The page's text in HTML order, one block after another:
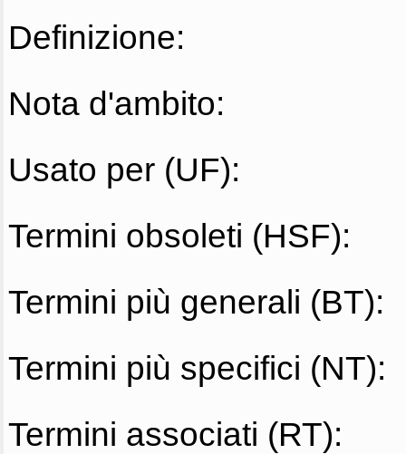
Definizione:
Nota d'ambito:
Usato per (UF):
Termini obsoleti (HSF):
Termini più generali (BT):
Termini più specifici (NT):
Termini associati (RT):